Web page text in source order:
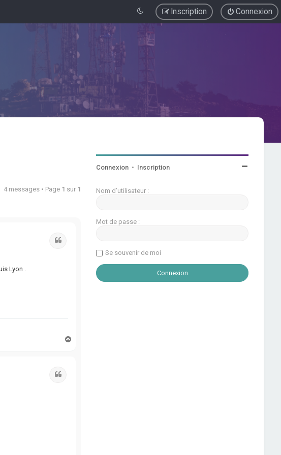
Connexion
Inscription
4 messages • Page 1 sur 1
Lyon .
Connexion • Inscription
Nom d’utilisateur :
Mot de passe :
Se souvenir de moi